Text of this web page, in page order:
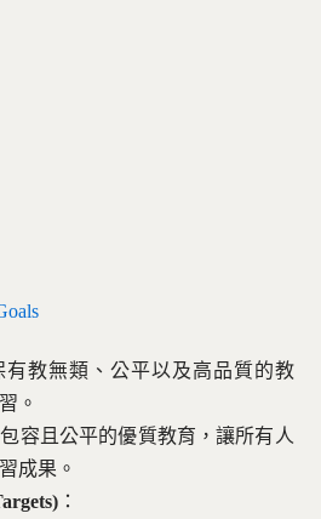
有教無類、公平以及高品質的教
。
包容且公平的優質教育，讓所有人
成果。
：